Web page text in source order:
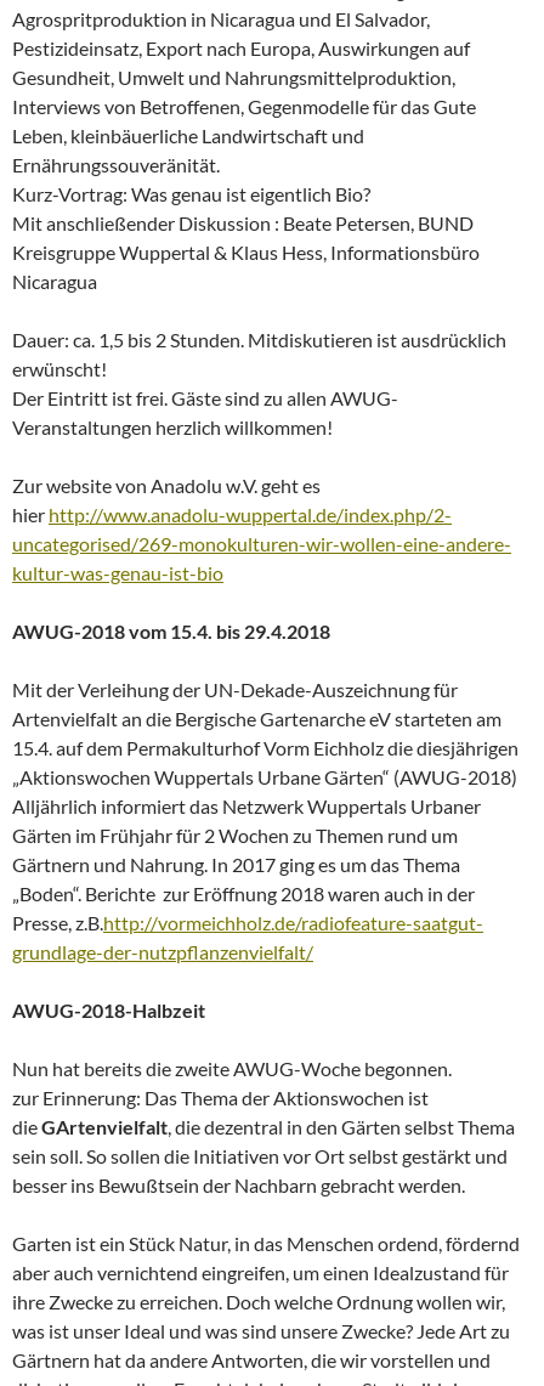
Agrospritproduktion in Nicaragua und El Salvador,
Pestizideinsatz, Export nach Europa, Auswirkungen auf
Gesundheit, Umwelt und Nahrungsmittelproduktion,
Interviews von Betroffenen, Gegenmodelle für das Gute
Leben, kleinbäuerliche Landwirtschaft und
Ernährungssouveränität.
Kurz-Vortrag: Was genau ist eigentlich Bio?
Mit anschließender Diskussion : Beate Petersen, BUND
Kreisgruppe Wuppertal & Klaus Hess, Informationsbüro
Nicaragua
Dauer: ca. 1,5 bis 2 Stunden. Mitdiskutieren ist ausdrücklich
erwünscht!
Der Eintritt ist frei. Gäste sind zu allen AWUG-
Veranstaltungen herzlich willkommen!
Zur website von Anadolu w.V. geht es
hier http://www.anadolu-wuppertal.de/index.php/2-
uncategorised/269-monokulturen-wir-wollen-eine-andere-
kultur-was-genau-ist-bio
AWUG-2018 vom 15.4. bis 29.4.2018
Mit der Verleihung der UN-Dekade-Auszeichnung für
Artenvielfalt an die Bergische Gartenarche eV starteten am
15.4. auf dem Permakulturhof Vorm Eichholz die diesjährigen
„Aktionswochen Wuppertals Urbane Gärten“ (AWUG-2018)
Alljährlich informiert das Netzwerk Wuppertals Urbaner
Gärten im Frühjahr für 2 Wochen zu Themen rund um
Gärtnern und Nahrung. In 2017 ging es um das Thema
„Boden“. Berichte zur Eröffnung 2018 waren auch in der
Presse, z.B.http://vormeichholz.de/radiofeature-saatgut-
grundlage-der-nutzpflanzenvielfalt/
AWUG-2018-Halbzeit
Nun hat bereits die zweite AWUG-Woche begonnen.
zur Erinnerung: Das Thema der Aktionswochen ist
dieGArtenvielfalt, die dezentral in den Gärten selbst Thema
sein soll. So sollen die Initiativen vor Ort selbst gestärkt und
besser ins Bewußtsein der Nachbarn gebracht werden.
Garten ist ein Stück Natur, in das Menschen ordend, fördernd
aber auch vernichtend eingreifen, um einen Idealzustand für
ihre Zwecke zu erreichen. Doch welche Ordnung wollen wir,
was ist unser Ideal und was sind unsere Zwecke? Jede Art zu
Gärtnern hat da andere Antworten, die wir vorstellen und